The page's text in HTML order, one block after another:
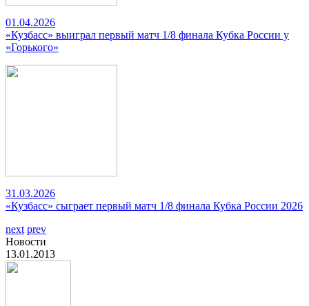
01.04.2026
«Кузбасс» выиграл первый матч 1/8 финала Кубка России у
«Горького»
31.03.2026
«Кузбасс» сыграет первый матч 1/8 финала Кубка России 2026
next prev
Новости
13.01.2013